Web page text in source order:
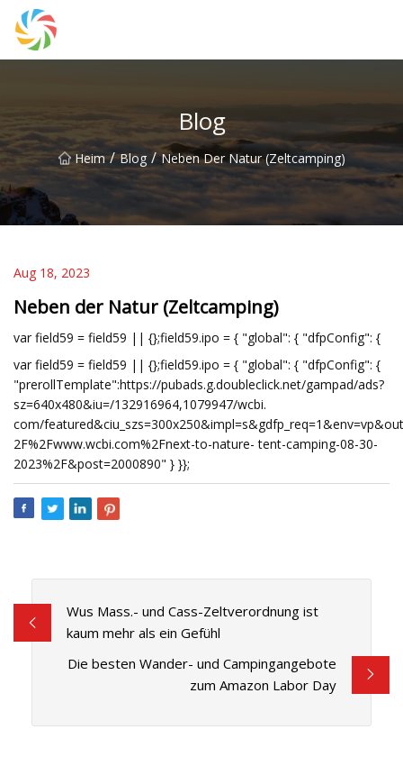
Blog
Heim / Blog / Neben Der Natur (Zeltcamping)
Aug 18, 2023
Neben der Natur (Zeltcamping)
var field59 = field59 || {};field59.ipo = { "global": { "dfpConfig": {
var field59 = field59 || {};field59.ipo = { "global": { "dfpConfig": {
"prerollTemplate":https://pubads.g.doubleclick.net/gampad/ads?
sz=640x480&iu=/132916964,1079947/wcbi.
com/
2F%2Fwww.wcbi.com%2Fnext-to-nature- tent-camping-08-30-
2023%2F&post=2000890" } }};
Wus Mass.- und Cass-Zeltverordnung ist
kaum mehr als ein Gefühl
Die besten Wander- und Campingangebote
zum Amazon Labor Day